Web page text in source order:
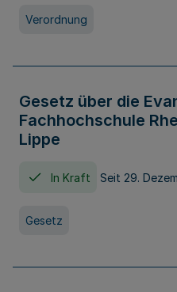
Verordnung
Gesetz über die
Fachhochschule
Lippe
In Kraft Seit 29.
Gesetz